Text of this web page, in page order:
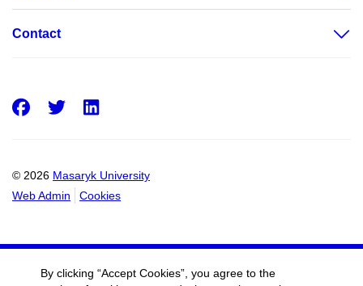
Contact
© 2026 Masaryk University
Web Admin
Cookies
Facebook
Twitter
By clicking “Accept Cookies”, you agree to the